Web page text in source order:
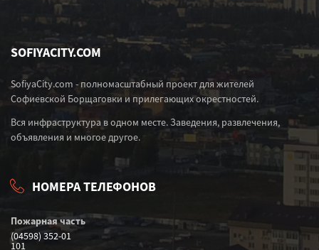
SOFIYACITY.COM
SofiyaCity.com - полномасштабный проект для жителей
Софиевской Борщаговки и прилегающих окрестностей.
Вся инфраструктура в одном месте. Заведения, развлечения,
объявления и многое другое.
НОМЕРА ТЕЛЕФОНОВ
Пожарная часть
(04598) 352-01
101